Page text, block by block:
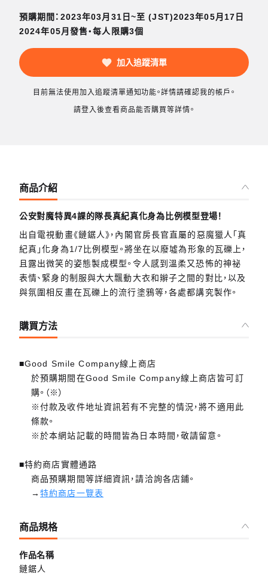
預購期間：2023年03月31日~至 (JST)2023年05月17日
2024年05月發售・每人限購3個
加入追蹤清單
目前無法使用加入追蹤清單通知功能。詳情請確認我的帳戶。
請登入後查看商品能否購買等詳情。
商品介紹
公安對魔特異4課的隊長真紀真化身為比例模型登場！
出自電視動畫《鏈鋸人》，內閣官房長官直屬的惡魔獵人「真
紀真」化身為1/7比例模型。將坐在以廢墟為形象的瓦礫上，
且露出微笑的姿態製成模型。令人感到溫柔又恐怖的神祕
表情、緊身的制服與大大飄動大衣和辮子之間的對比，以及
與氛圍相反畫在瓦礫上的流行塗鴉等，各處都講究製作。
購買方法
■Good Smile Company線上商店
於預購期間在Good Smile Company線上商店皆可訂
購。（※）
※付款及收件地址資訊若有不完整的情況，將不適用此
條款。
※於本網站記載的時間皆為日本時間，敬請留意。
■特約商店實體通路
商品預購期間等詳細資訊，請洽詢各店鋪。
→特約商店一覽表
商品規格
作品名稱
鏈鋸人